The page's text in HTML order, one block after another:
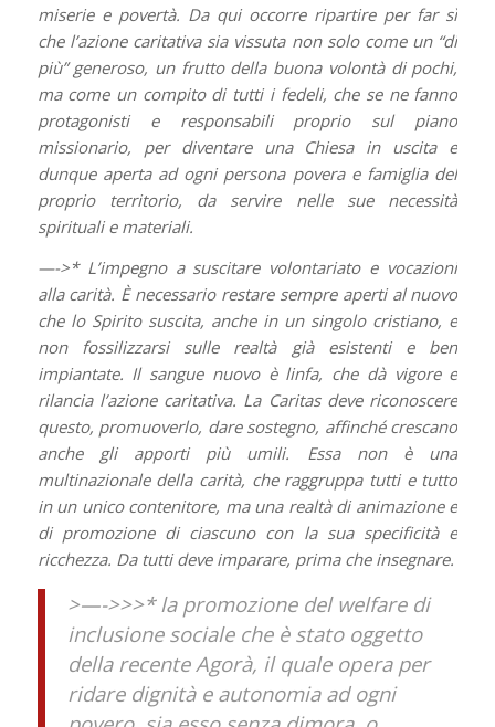
miserie e povertà. Da qui occorre ripartire per far sì
che l’azione caritativa sia vissuta non solo come un “di
più” generoso, un frutto della buona volontà di pochi,
ma come un compito di tutti i fedeli, che se ne fanno
protagonisti e responsabili proprio sul piano
missionario, per diventare una Chiesa in uscita e
dunque aperta ad ogni persona povera e famiglia del
proprio territorio, da servire nelle sue necessità
spirituali e materiali.
—->* L’impegno a suscitare volontariato e vocazioni
alla carità. È necessario restare sempre aperti al nuovo
che lo Spirito suscita, anche in un singolo cristiano, e
non fossilizzarsi sulle realtà già esistenti e ben
impiantate. Il sangue nuovo è linfa, che dà vigore e
rilancia l’azione caritativa. La Caritas deve riconoscere
questo, promuoverlo, dare sostegno, affinché crescano
anche gli apporti più umili. Essa non è una
multinazionale della carità, che raggruppa tutti e tutto
in un unico contenitore, ma una realtà di animazione e
di promozione di ciascuno con la sua specificità e
ricchezza. Da tutti deve imparare, prima che insegnare.
>—->>>* la promozione del welfare di
inclusione sociale che è stato oggetto
della recente Agorà, il quale opera per
ridare dignità e autonomia ad ogni